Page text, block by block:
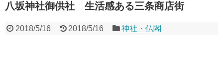
八坂神社御供社 生活感ある三条商店街
2018/5/16 2018/5/16 神社・仏閣